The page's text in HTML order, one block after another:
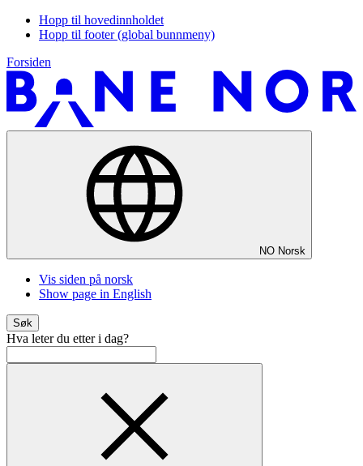
Hopp til hovedinnholdet
Hopp til footer (global bunnmeny)
Forsiden
NO Norsk
Vis siden på norsk
Show page in English
Søk
Hva leter du etter i dag?